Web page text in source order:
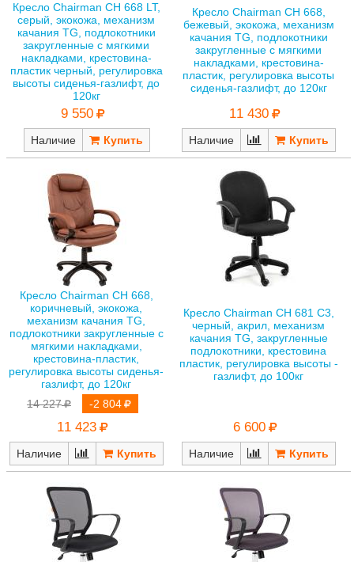
Кресло Chairman CH 668 LT,
серый, экокожа, механизм
качания TG, подлокотники
закругленные с мягкими
накладками, крестовина-
пластик черный, регулировка
высоты сиденья-газлифт, до
120кг
9 550
Наличие
Кресло Chairman CH 668,
бежевый, экокожа, механизм
качания TG, подлокотники
закругленные с мягкими
накладками, крестовина-
пластик, регулировка высоты
сиденья-газлифт, до 120кг
11 430
Наличие
Кресло Chairman CH 668,
коричневый, экокожа,
механизм качания TG,
подлокотники закругленные с
мягкими накладками,
крестовина-пластик,
регулировка высоты сиденья-
газлифт, до 120кг
14 227
-2 804
11 423
Наличие
Кресло Chairman CH 681 C3,
черный, акрил, механизм
качания TG, закругленные
подлокотники, крестовина
пластик, регулировка высоты -
газлифт, до 100кг
6 600
Наличие